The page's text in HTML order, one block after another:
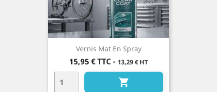
Vernis Mat En Spray
Prix
15,95 € TTC- 13,29 € HT
